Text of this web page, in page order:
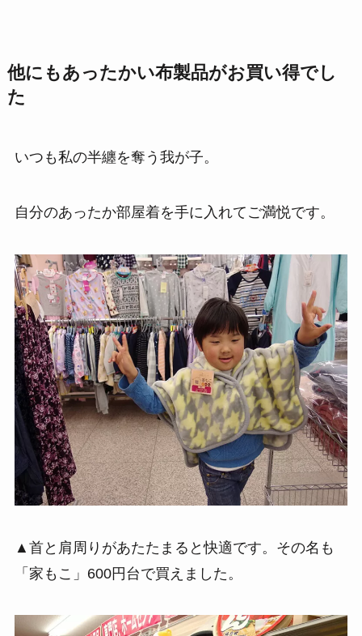
他にもあったかい布製品がお買い得でし
た
いつも私の半纏を奪う我が子。
自分のあったか部屋着を手に入れてご満悦です。
▲首と肩周りがあたたまると快適です。その名も
「家もこ」600円台で買えました。